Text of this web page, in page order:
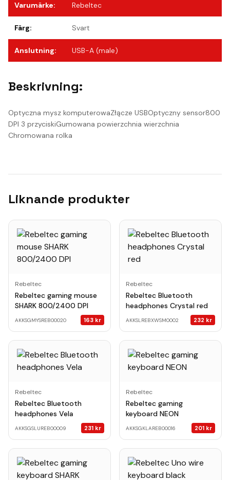
Varumärke: Rebeltec
Färg: Svart
Anslutning: USB-A (male)
Beskrivning:
Optyczna mysz komputerowaZłącze USBOptyczny sensor800
DPI 3 przyciskiGumowana powierzchnia wierzchnia
Chromowana rolka
Liknande produkter
Rebeltec
Rebeltec gaming mouse
SHARK 800/2400 DPI
AKKSGMYSREB00020 163 kr
Rebeltec
Rebeltec Bluetooth
headphones Crystal red
AKKSLREBXWSM0002 232 kr
Rebeltec
Rebeltec Bluetooth
headphones Vela
AKKSGSLUREB00009 231 kr
Rebeltec
Rebeltec gaming
keyboard NEON
AKKSGKLAREB00016 201 kr